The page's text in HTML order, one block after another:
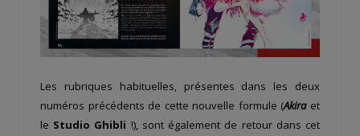
Les rubriques habituelles, présentes dans les deux
numéros précédents de cette nouvelle formule (Akiraet
le Studio Ghibli !), sont également de retour dans cet